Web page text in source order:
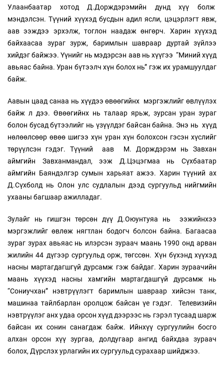
Улаанбаатар хотод Д.Дорждэрэмийн дунд хүү болж
мэндэлсэн. Түүний хүүхэд бусдын адил ясли, цэцэрлэгт явж,
аав ээждээ эрхэлж, тоглон наадаж өнгөрч. Харин хүүхэд
байхаасаа зураг зурж, баримлын шавраар дуртай зүйлээ
хийдэг байжээ. Үүнийг нь мэдэрсэн аав нь хүүгээ “Миний хүүд
авьяас байна. Уран бүтээлч хүн болох нь” гэж их урамшуулдаг
байж.
Аавын цаад санаа нь хүүдээ өвөөгийнх мэргэжлийг өвлүүлэх
байж л дээ. Өвөөгийнх нь талаар ярьж, зурсан уран зураг
болон бусад бүтээлийг нь үзүүлдэг байсан байна. Энэ нь хүүд
нөлөөлсөөр өвөө шигээ хүн уран хүн болохсон гэсэн хүслийг
төрүүлсэн гэдэг. Түүний аав М. Дорждэрэм нь Завхан
аймгийн Завханмандал, ээж Д.Цэцэгмаа нь Сүхбаатар
аймгийн Баяндэлгэр сумын харьяат ажээ. Харин түүний ах
Д.Сүхболд нь Олон улс судлалын дээд сургуульд нийгмийн
ухааны багшаар ажилладаг.
Зулайг нь гишгэн төрсөн дүү Д.Оюунтуяа нь ээжийнхээ
мэргэжлийг өвлөж нягтлан бодогч болсон байна. Багаасаа
зураг зурах авьяас нь илэрсэн зураач маань 1990 онд арван
жилийн 44 дүгээр сургуульд орж, төгссөн. Хүн бүхэнд хүүхэд
насны мартагдагшгүй дурсамж гэж байдаг. Харин зураачийн
маань хүүхэд насны хамгийн мартагдашгүй дурсамж нь
“Сониучхан” нэвтрүүлэгт баримлын шавраар хийсэн танк,
машинаа тайлбарлан оролцож байсан үе гэдэг. Телевизийн
нэвтрүүлэг анх удаа орсон хүүд дээрээс нь гэрэл тусаад шарж
байсан их сонин санагдаж байж. Ийнхүү сургуулийн босго
алхан орсон хүү зургаа, долдугаар ангид байхдаа зураач
болох, Дүрслэх урлагийн их сургуульд сурахаар шийджээ.